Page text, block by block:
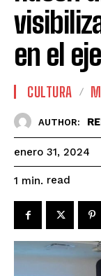
en el
CULTURA
AUTHOR:
enero 31, 2024
1 min. read